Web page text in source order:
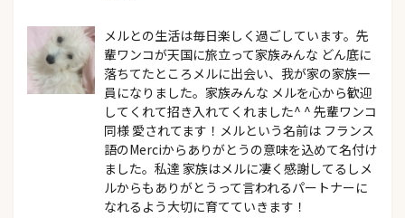
メルとの生活は毎日楽しく過ごしています。先
輩ワンコが天国に旅立って家族みんな どん底に
落ちてたところメルに出会い、我が家の家族一
員になりました。家族みんな メルを心から歓迎
してくれて招き入れてくれました^ ^ 先輩ワンコ
同様 愛されてます！メルという名前は フランス
語のMerciからありがとうの意味を込めて名付け
ました。私達 家族はメルに凄く感謝してるしメ
ルからもありがとうって言われるパートナーに
なれるよう大切に育てていきます！